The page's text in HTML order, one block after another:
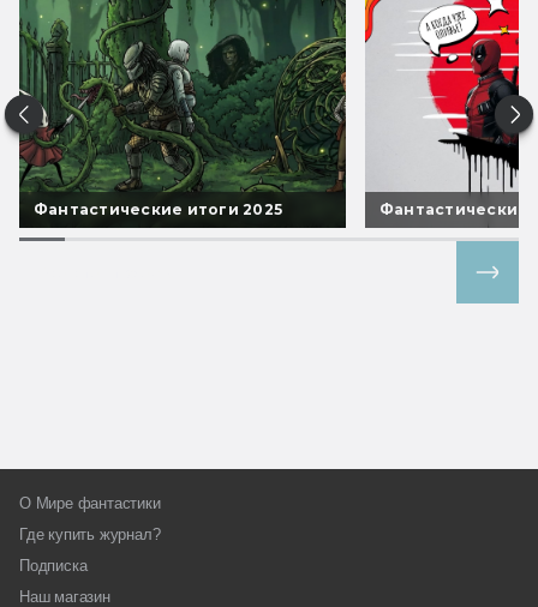
Фантастические итоги 2025 Фантастические
О Мире фантастики
Где купить журнал?
Подписка
Наш магазин